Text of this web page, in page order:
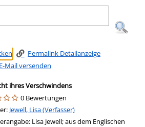
Permalink Detailanzeige
Mail versenden
ihres Verschwindens
0 Bewertungen
Suche nach diesem Verfasser
Jewell, Lisa (Verfasser)
Lisa Jewell; aus dem Englischen